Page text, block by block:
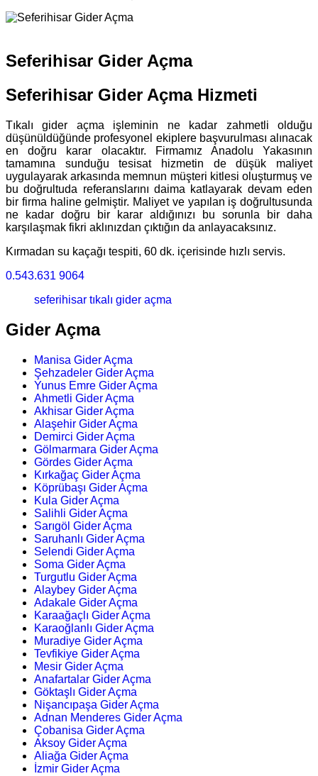
Seferihisar Gider Açma
Seferihisar Gider Açma Hizmeti
Tıkalı gider açma işleminin ne kadar zahmetli olduğu
düşünüldüğünde profesyonel ekiplere başvurulması alınacak
en doğru karar olacaktır. Firmamız Anadolu Yakasının
tamamına sunduğu tesisat hizmetin de düşük maliyet
uygulayarak arkasında memnun müşteri kitlesi oluşturmuş ve
bu doğrultuda referanslarını daima katlayarak devam eden
bir firma haline gelmiştir. Maliyet ve yapılan iş doğrultusunda
ne kadar doğru bir karar aldığınızı bu sorunla bir daha
karşılaşmak fikri aklınızdan çıktığın da anlayacaksınız.
Kırmadan su kaçağı tespiti, 60 dk. içerisinde hızlı servis.
0.543.631 9064
seferihisar tıkalı gider açma
Gider Açma
Manisa Gider Açma
Şehzadeler Gider Açma
Yunus Emre Gider Açma
Ahmetli Gider Açma
Akhisar Gider Açma
Alaşehir Gider Açma
Demirci Gider Açma
Gölmarmara Gider Açma
Gördes Gider Açma
Kırkağaç Gider Açma
Köprübaşı Gider Açma
Kula Gider Açma
Salihli Gider Açma
Sarıgöl Gider Açma
Saruhanlı Gider Açma
Selendi Gider Açma
Soma Gider Açma
Turgutlu Gider Açma
Alaybey Gider Açma
Adakale Gider Açma
Karaağaçlı Gider Açma
Karaoğlanlı Gider Açma
Muradiye Gider Açma
Tevfikiye Gider Açma
Mesir Gider Açma
Anafartalar Gider Açma
Göktaşlı Gider Açma
Nişancıpaşa Gider Açma
Adnan Menderes Gider Açma
Çobanisa Gider Açma
Aksoy Gider Açma
Aliağa Gider Açma
İzmir Gider Açma